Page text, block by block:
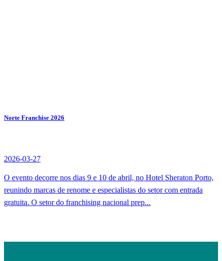
Norte Franchise 2026
2026-03-27
O evento decorre nos dias 9 e 10 de abril, no Hotel Sheraton Porto,
reunindo marcas de renome e especialistas do setor com entrada
gratuita. O setor do franchising nacional prep...